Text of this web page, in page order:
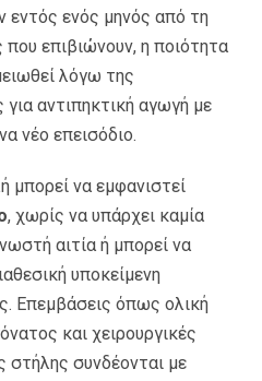
εντός ενός μηνός από τη
που επιβιώνουν, η ποιότητα
λόγω της
αντιπηκτική αγωγή με
νέο επεισόδιο.
μπορεί να εμφανιστεί
, χωρίς να υπάρχει καμία
αιτία ή μπορεί να
υποκείμενη
Επεμβάσεις όπως ολική
και χειρουργικές
στήλης συνδέονται με